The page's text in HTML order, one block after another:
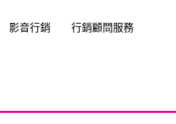
影音行銷 行銷顧問服務